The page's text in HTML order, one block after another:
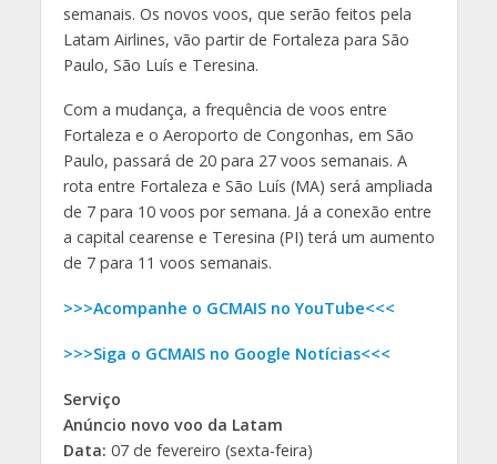
semanais. Os novos voos, que serão feitos pela
Latam Airlines, vão partir de Fortaleza para São
Paulo, São Luís e Teresina.
Com a mudança, a frequência de voos entre
Fortaleza e o Aeroporto de Congonhas, em São
Paulo, passará de 20 para 27 voos semanais. A
rota entre Fortaleza e São Luís (MA) será ampliada
de 7 para 10 voos por semana. Já a conexão entre
a capital cearense e Teresina (PI) terá um aumento
de 7 para 11 voos semanais.
>>>Acompanhe o GCMAIS no YouTube<<<
>>>Siga o GCMAIS no Google Notícias<<<
Serviço
Anúncio novo voo da Latam
Data: 07 de fevereiro (sexta-feira)